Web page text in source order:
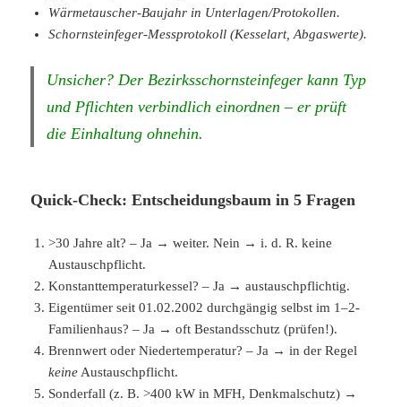
Wärmetauscher-Baujahr in Unterlagen/Protokollen.
Schornsteinfeger-Messprotokoll (Kesselart, Abgaswerte).
Unsicher? Der Bezirksschornsteinfeger kann Typ
und Pflichten verbindlich einordnen – er prüft
die Einhaltung ohnehin.
Quick-Check: Entscheidungsbaum in 5 Fragen
>30 Jahre alt? – Ja → weiter. Nein → i. d. R. keine
Austauschpflicht.
Konstanttemperaturkessel? – Ja → austauschpflichtig.
Eigentümer seit 01.02.2002 durchgängig selbst im 1–2-
Familienhaus? – Ja → oft Bestandsschutz (prüfen!).
Brennwert oder Niedertemperatur? – Ja → in der Regel
keine Austauschpflicht.
Sonderfall (z. B. >400 kW in MFH, Denkmalschutz) →